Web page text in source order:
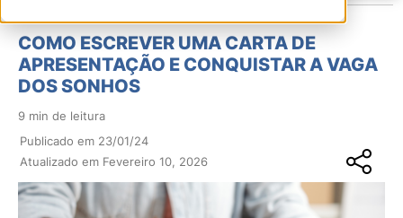
COMO ESCREVER UMA CARTA DE
APRESENTAÇÃO E CONQUISTAR A VAGA
DOS SONHOS
9 min de leitura
Publicado em 23/01/24
Atualizado em Fevereiro 10, 2026